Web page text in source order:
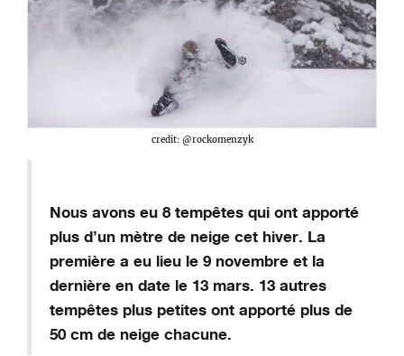
credit: @rockomenzyk
Nous avons eu 8 tempêtes qui ont apporté
plus d’un mètre de neige cet hiver. La
première a eu lieu le 9 novembre et la
dernière en date le 13 mars. 13autres
tempêtes plus petites ont apporté plus de
50 cm de neige chacune.